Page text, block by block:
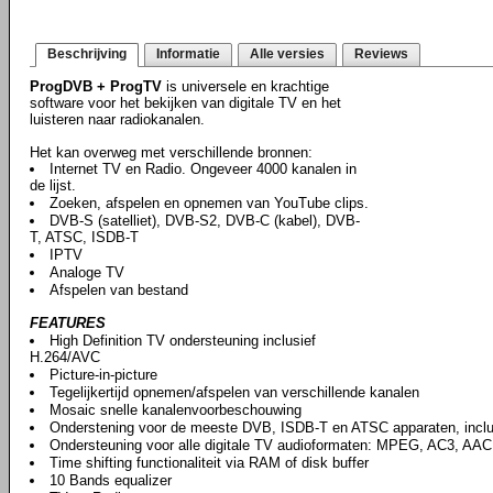
Beschrijving Informatie Alle versies Reviews
ProgDVB + ProgTV is universele en krachtige
software voor het bekijken van digitale TV en het
luisteren naar radiokanalen.
Het kan overweg met verschillende bronnen:
Internet TV en Radio. Ongeveer 4000 kanalen in
de lijst.
Zoeken, afspelen en opnemen van YouTube clips.
DVB-S (satelliet), DVB-S2, DVB-C (kabel), DVB-
T, ATSC, ISDB-T
IPTV
Analoge TV
Afspelen van bestand
FEATURES
High Definition TV ondersteuning inclusief
H.264/AVC
Picture-in-picture
Tegelijkertijd opnemen/afspelen van verschillende kanalen
Mosaic snelle kanalenvoorbeschouwing
Onderstening voor de meeste DVB, ISDB-T en ATSC apparaten,
Ondersteuning voor alle digitale TV audioformaten: MPEG, AC3,
Time shifting functionaliteit via RAM of disk buffer
10 Bands equalizer